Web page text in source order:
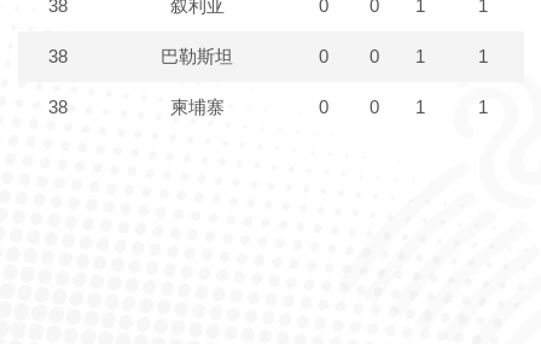
38 叙利亚 0 0 1 1
38 巴勒斯坦 0 0 1 1
38 柬埔寨 0 0 1 1